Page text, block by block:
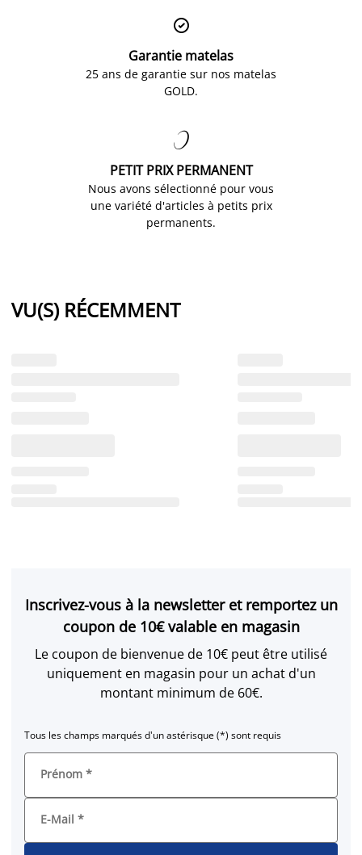

Garantie matelas
25 ans de garantie sur nos matelas
GOLD.

PETIT PRIX PERMANENT
Nous avons sélectionné pour vous
une variété d'articles à petits prix
permanents.
VU(S) RÉCEMMENT
Inscrivez-vous à la newsletter et remportez un
coupon de 10€ valable en magasin
Le coupon de bienvenue de 10€ peut être utilisé
uniquement en magasin pour un achat d'un
montant minimum de 60€.
Tous les champs marqués d'un astérisque (*) sont requis
Prénom *
E-Mail *